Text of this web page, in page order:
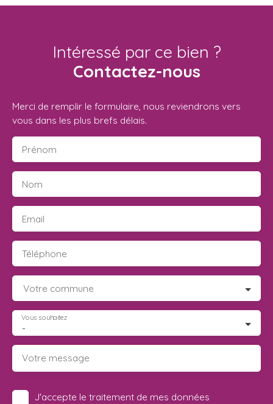
Intéressé par ce bien ?
Contactez-nous
Merci de remplir le formulaire, nous reviendrons vers
vous dans les plus brefs délais.
Prénom
Nom
Email
Téléphone
Votre commune
-
Vous souhaitez
Votre message
J'accepte le traitement de mes données